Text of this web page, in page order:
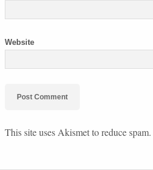
Website
This site uses Akismet to reduce spam.